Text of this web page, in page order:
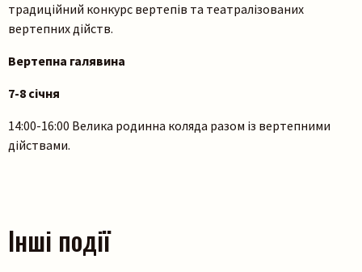
традиційний конкурс вертепів та театралізованих
вертепних дійств.
Вертепна галявина
7-8 січня
14:00-16:00 Велика родинна коляда разом із вертепними
дійствами.
Інші події